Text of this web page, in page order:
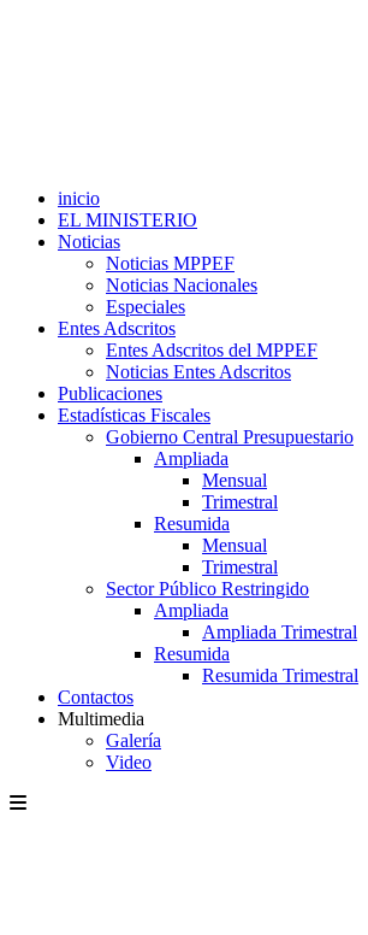
inicio
EL MINISTERIO
Noticias
Noticias MPPEF
Noticias Nacionales
Especiales
Entes Adscritos
Entes Adscritos del MPPEF
Noticias Entes Adscritos
Publicaciones
Estadísticas Fiscales
Gobierno Central Presupuestario
Ampliada
Mensual
Trimestral
Resumida
Mensual
Trimestral
Sector Público Restringido
Ampliada
Ampliada Trimestral
Resumida
Resumida Trimestral
Contactos
Multimedia
Galería
Video